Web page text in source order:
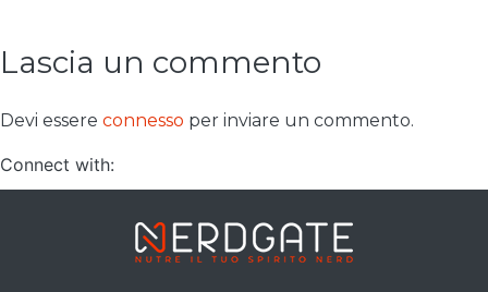
Lascia un commento
Devi essere connesso per inviare un commento.
Connect with: